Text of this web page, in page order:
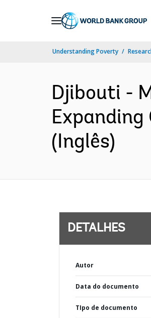
Understanding Poverty
Djibouti -
(Inglês)
DETALHES
Autor
Data do documento
TIpo de documento